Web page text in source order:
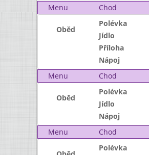
Menu
Chod
Oběd
Polévka
Jídlo
Příloha
Nápoj
Menu
Chod
Oběd
Polévka
Jídlo
Nápoj
Menu
Chod
Polévka